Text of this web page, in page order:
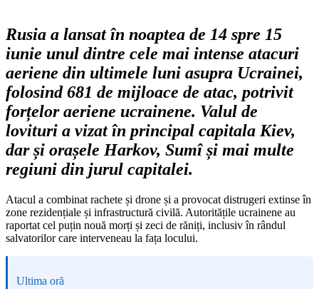
Rusia a lansat în noaptea de 14 spre 15
iunie unul dintre cele mai intense atacuri
aeriene din ultimele luni asupra Ucrainei,
folosind 681 de mijloace de atac, potrivit
forțelor aeriene ucrainene. Valul de
lovituri a vizat în principal capitala Kiev,
dar și orașele Harkov, Sumî și mai multe
regiuni din jurul capitalei.
Atacul a combinat rachete și drone și a provocat distrugeri extinse în
zone rezidențiale și infrastructură civilă. Autoritățile ucrainene au
raportat cel puțin nouă morți și zeci de răniți, inclusiv în rândul
salvatorilor care interveneau la fața locului.
Ultima oră